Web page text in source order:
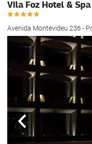
Vila Foz Hotel &
Avenida Montevideu 236 -
Edellinen